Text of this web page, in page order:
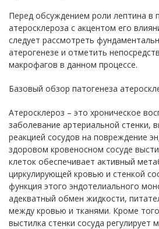
Перед обсуждением роли лептина в
атеросклероза с акцентом его
следует рассмотреть
атерогенезе и отметить
макрофагов в данном процессе.
Базовый обзор патогенеза
Атеросклероз – это хроническое
заболевание артериальной стенки,
реакцией сосудов на повреждение
здоровом кровеносном сосуде
клеток обеспечивает активный
циркулирующей кровью и стенкой
функция этого эндотелиального
адекватный обмен жидкости,
между кровью и тканями. Кроме
выстилка стенки сосуда регулирует